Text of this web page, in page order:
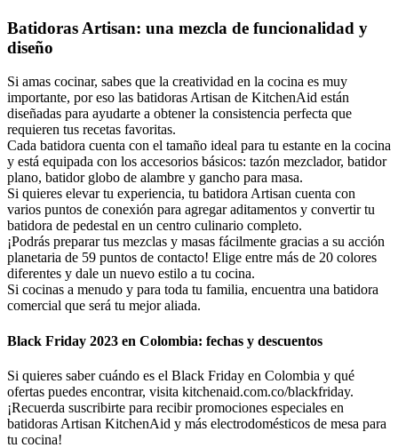
Batidoras Artisan: una mezcla de funcionalidad y
diseño
Si amas cocinar, sabes que la creatividad en la cocina es muy
importante, por eso las batidoras Artisan de KitchenAid están
diseñadas para ayudarte a obtener la consistencia perfecta que
requieren tus recetas favoritas.
Cada batidora cuenta con el tamaño ideal para tu estante en la cocina
y está equipada con los accesorios básicos: tazón mezclador, batidor
plano, batidor globo de alambre y gancho para masa.
Si quieres elevar tu experiencia, tu batidora Artisan cuenta con
varios puntos de conexión para agregaraditamentos y convertir tu
batidora de pedestal en un centro culinario completo.
¡Podrás preparar tus mezclas y masas fácilmente gracias a su acción
planetaria de 59 puntos de contacto! Elige entre más de 20 colores
diferentes y dale un nuevo estilo a tu cocina.
Si cocinas a menudo y para toda tu familia, encuentra una batidora
comercial que será tu mejor aliada.
Black Friday 2023 en Colombia: fechas y descuentos
Si quieres saber cuándo es el Black Friday en Colombia y qué
ofertas puedes encontrar, visita kitchenaid.com.co/blackfriday.
¡Recuerda suscribirte para recibir promociones especiales en
batidoras Artisan KitchenAid y más electrodomésticos de mesa para
tu cocina!